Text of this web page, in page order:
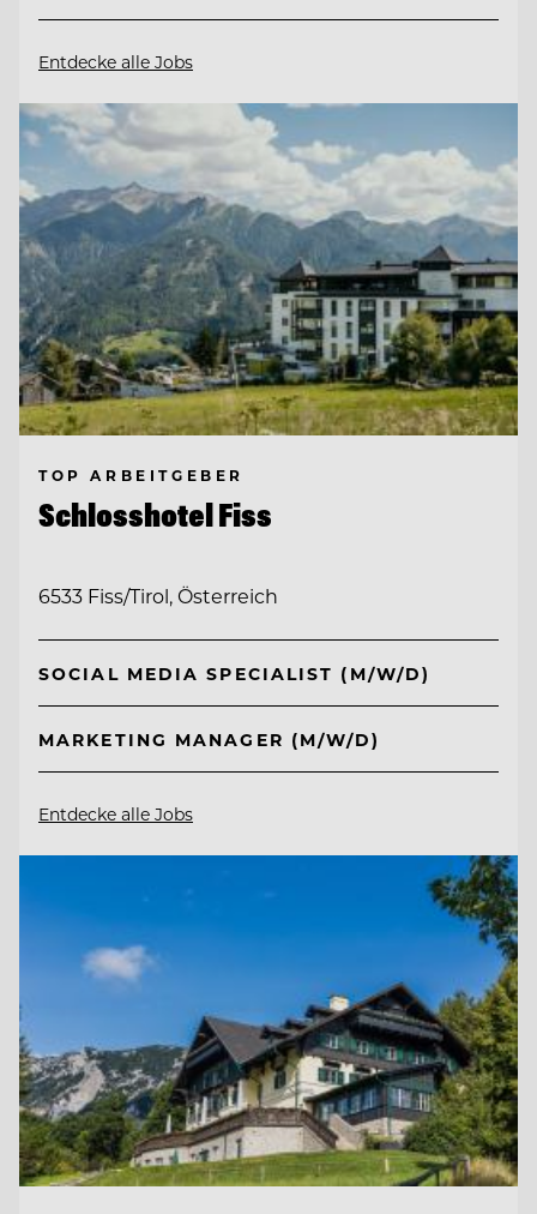
Entdecke alle Jobs
TOP ARBEITGEBER
Schlosshotel Fiss
6533 Fiss/Tirol, Österreich
SOCIAL MEDIA SPECIALIST (M/W/D)
MARKETING MANAGER (M/W/D)
Entdecke alle Jobs